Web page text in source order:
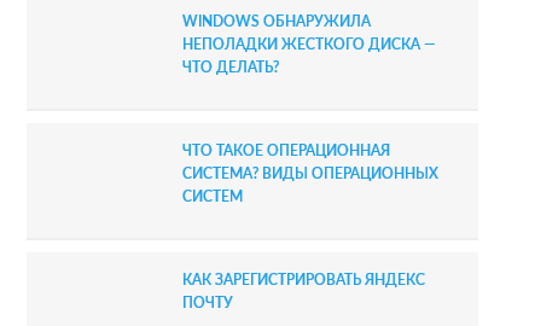
WINDOWS ОБНАРУЖИЛА
НЕПОЛАДКИ ЖЕСТКОГО ДИСКА —
ЧТО ДЕЛАТЬ?
ЧТО ТАКОЕ ОПЕРАЦИОННАЯ
СИСТЕМА? ВИДЫ ОПЕРАЦИОННЫХ
СИСТЕМ
КАК ЗАРЕГИСТРИРОВАТЬ ЯНДЕКС
ПОЧТУ